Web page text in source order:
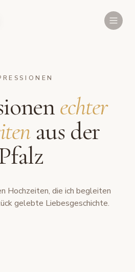
echter
aus der
Hochzeiten, die ich begleiten
gelebte Liebesgeschichte.